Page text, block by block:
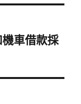
車借款採